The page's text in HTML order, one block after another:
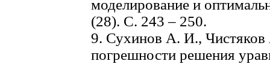
моделирование и
(28). С. 243 – 250.
9. Сухинов А. И.,
погрешности решения